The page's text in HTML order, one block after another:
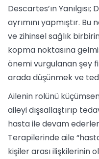
Descartes’ın
ayrımını yapmıştır.
ve zihinsel sağlık
kopma noktasına
önemi vurgulanan şey
arada düşünmek ve
Ailenin rolünü
aileyi dışsallaştırıp
hasta ile devam
Terapilerinde aile
kişiler arası ilişkilerinin